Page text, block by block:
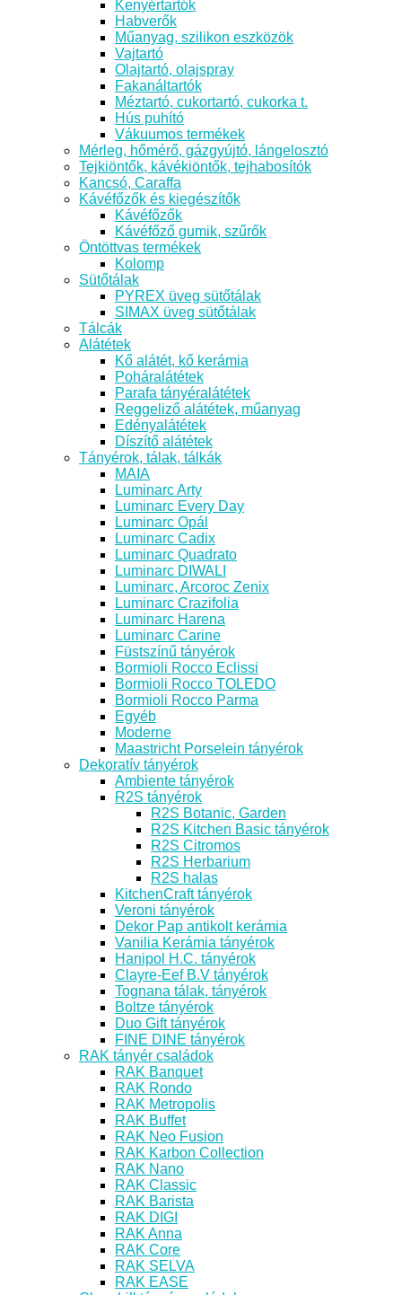
Kenyértartók
Habverők
Műanyag, szilikon eszközök
Vajtartó
Olajtartó, olajspray
Fakanáltartók
Méztartó, cukortartó, cukorka t.
Hús puhító
Vákuumos termékek
Mérleg, hőmérő, gázgyújtó, lángelosztó
Tejkiöntők, kávékiöntők, tejhabosítók
Kancsó, Caraffa
Kávéfőzők és kiegészítők
Kávéfőzők
Kávéfőző gumik, szűrők
Öntöttvas termékek
Kolomp
Sütőtálak
PYREX üveg sütőtálak
SIMAX üveg sütőtálak
Tálcák
Alátétek
Kő alátét, kő kerámia
Poháralátétek
Parafa tányéralátétek
Reggeliző alátétek, műanyag
Edényalátétek
Díszítő alátétek
Tányérok, tálak, tálkák
MAIA
Luminarc Arty
Luminarc Every Day
Luminarc Opál
Luminarc Cadix
Luminarc Quadrato
Luminarc DIWALI
Luminarc, Arcoroc Zenix
Luminarc Crazifolia
Luminarc Harena
Luminarc Carine
Füstszínű tányérok
Bormioli Rocco Eclissi
Bormioli Rocco TOLEDO
Bormioli Rocco Parma
Egyéb
Moderne
Maastricht Porselein tányérok
Dekoratív tányérok
Ambiente tányérok
R2S tányérok
R2S Botanic, Garden
R2S Kitchen Basic tányérok
R2S Citromos
R2S Herbarium
R2S halas
KitchenCraft tányérok
Veroni tányérok
Dekor Pap antikolt kerámia
Vanilia Kerámia tányérok
Hanipol H.C. tányérok
Clayre-Eef B.V tányérok
Tognana tálak, tányérok
Boltze tányérok
Duo Gift tányérok
FINE DINE tányérok
RAK tányér családok
RAK Banquet
RAK Rondo
RAK Metropolis
RAK Buffet
RAK Neo Fusion
RAK Karbon Collection
RAK Nano
RAK Classic
RAK Barista
RAK DIGI
RAK Anna
RAK Core
RAK SELVA
RAK EASE